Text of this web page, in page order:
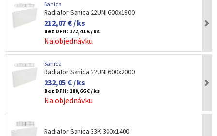
Sanica
Radiator Sanica 22UNI 600x1800
212,07 € / ks
Bez DPH: 172,41 € / ks
Na objednávku
Sanica
Radiator Sanica 22UNI 600x2000
232,05 € / ks
Bez DPH: 188,66 € / ks
Na objednávku
Radiator Sanica 33K 300x1400